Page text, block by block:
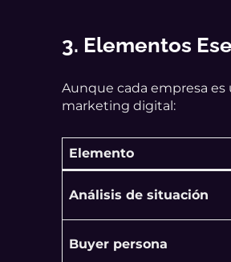
3. Elementos
Aunque cada empresa
marketing digital:
Elemento
Análisis de situación
Buyer persona